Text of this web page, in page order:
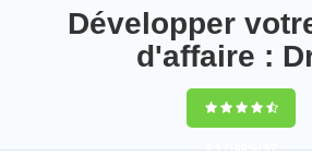
Développer
d'affaire :
9,5(100%)57